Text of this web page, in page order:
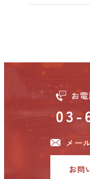
お
03-
メー
お問